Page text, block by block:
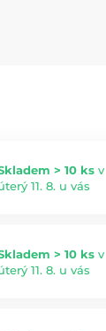
> 10 ks v
11. 8. u vás
> 10 ks v
11. 8. u vás